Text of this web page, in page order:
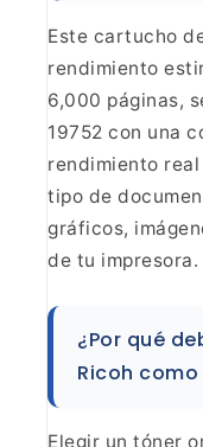
Este cartucho
rendimiento
6,000 páginas,
19752 con una
rendimiento
tipo de
gráficos,
de tu impresora.
¿Por qué
Ricoh como
Elegir un tóner